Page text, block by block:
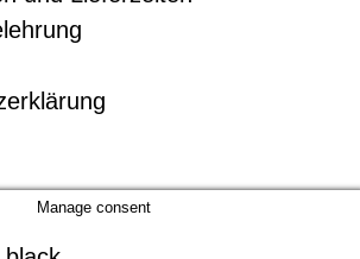
Manage consent